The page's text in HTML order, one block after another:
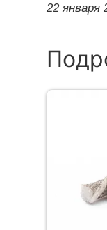
22 января